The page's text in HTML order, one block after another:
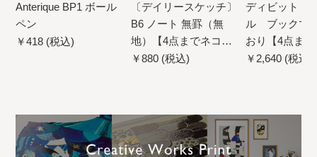
Anterique BP1 ボール
ペン
￥418 (税込)
〔デイリースケッチ〕
B6 ノート 無罫（無
地）【4点までネコポ
ス配送可】
￥880 (税込)
ディビット・
ル ブックマ
おり【4点ま
ス配送可】
￥2,640 (税込)